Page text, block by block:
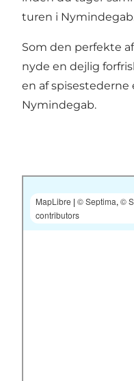
turen i
Som den perfekte
nyde en dejlig
en af spisestederne
Nymindegab.